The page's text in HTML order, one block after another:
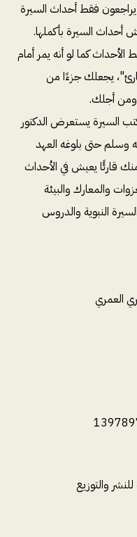
يراجعون فقط أحداث السيرة
أحداث السيرة بأكملها.
كما لو أنه يمر أمام
يجعلك جزءًا من
ومن أجلك.
السيرة يستعرض الدكتور
وسلم حتى بلوغه العهد
قارئًا يعيش في الأحداث
والمعارك والبيئة
النبوية والدروس
العمري
والتوزيع